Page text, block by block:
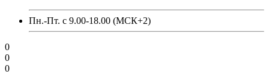
Пн.-Пт. с 9.00-18.00 (МСК+2)
0
0
0